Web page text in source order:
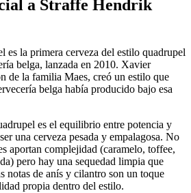
a Straffe Hendrik
es la primera cerveza del estilo quadrupel
belga, lanzada en 2010. Xavier
de la familia Maes, creó un estilo que
belga había producido bajo esa
es el equilibrio entre potencia y
una cerveza pesada y empalagosa. No
aportan complejidad (caramelo, toffee,
pero hay una sequedad limpia que
notas de anís y cilantro son un toque
propia dentro del estilo.